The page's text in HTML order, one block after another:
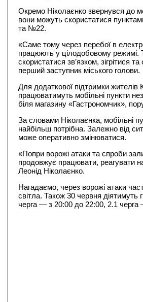
Окремо Ніколаєнко звернувся до
вони можуть скористатися
та №22.
«Саме тому через перебої в
працюють у цілодобовому режимі.
скористатися зв’язком, зігрітися
перший заступник міського голови.
Для додаткової підтримки жителів
працюватимуть мобільні пункти
біля магазину «Гастрономчик»,
За словами Ніколаєнка, мобільні
найбільш потрібна. Залежно від
може оперативно змінюватися.
«Попри ворожі атаки та спроби
продовжує працювати, реагувати
Леонід Ніколаєнко.
Нагадаємо, через ворожі атаки
світла. Також 30 червня діятимуть
черга — з 20:00 до 22:00, 2.1